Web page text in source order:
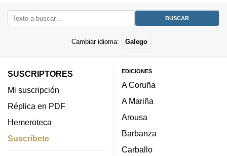
Cambiar idioma: Galego
SUSCRIPTORES
Mi suscripción
Réplica en PDF
Hemeroteca
Suscríbete
EDICIONES
A Coruña
A Mariña
Arousa
Barbanza
Carballo